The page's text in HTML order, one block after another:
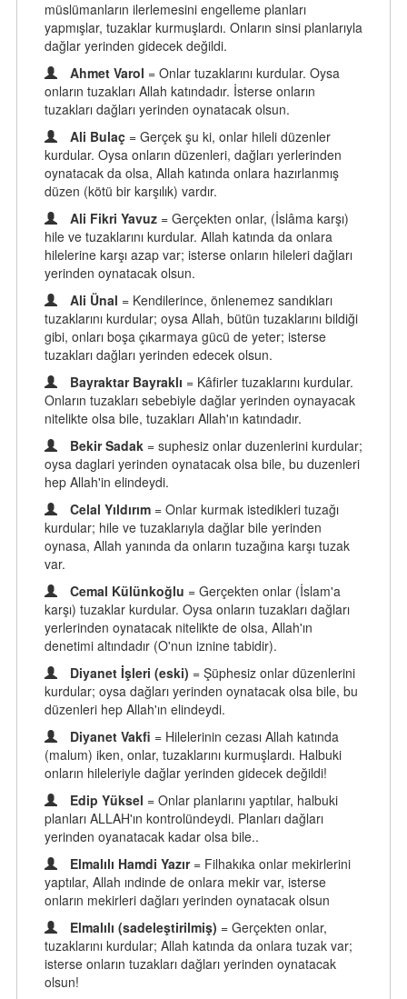
müslümanların ilerlemesini engelleme planları
yapmışlar, tuzaklar kurmuşlardı. Onların sinsi planlarıyla
dağlar yerinden gidecek değildi.
Ahmet Varol = Onlar tuzaklarını kurdular. Oysa
onların tuzakları Allah katındadır. İsterse onların
tuzakları dağları yerinden oynatacak olsun.
Ali Bulaç = Gerçek şu ki, onlar hileli düzenler
kurdular. Oysa onların düzenleri, dağları yerlerinden
oynatacak da olsa, Allah katında onlara hazırlanmış
düzen (kötü bir karşılık) vardır.
Ali Fikri Yavuz = Gerçekten onlar, (İslâma karşı)
hile ve tuzaklarını kurdular. Allah katında da onlara
hilelerine karşı azap var; isterse onların hileleri dağları
yerinden oynatacak olsun.
Ali Ünal = Kendilerince, önlenemez sandıkları
tuzaklarını kurdular; oysa Allah, bütün tuzaklarını bildiği
gibi, onları boşa çıkarmaya gücü de yeter; isterse
tuzakları dağları yerinden edecek olsun.
Bayraktar Bayraklı = Kâfirler tuzaklarını kurdular.
Onların tuzakları sebebiyle dağlar yerinden oynayacak
nitelikte olsa bile, tuzakları Allah'ın katındadır.
Bekir Sadak = suphesiz onlar duzenlerini kurdular;
oysa daglari yerinden oynatacak olsa bile, bu duzenleri
hep Allah'in elindeydi.
Celal Yıldırım = Onlar kurmak istedikleri tuzağı
kurdular; hile ve tuzaklarıyla dağlar bile yerinden
oynasa, Allah yanında da onların tuzağına karşı tuzak
var.
Cemal Külünkoğlu = Gerçekten onlar (İslam'a
karşı) tuzaklar kurdular. Oysa onların tuzakları dağları
yerlerinden oynatacak nitelikte de olsa, Allah'ın
denetimi altındadır (O'nun iznine tabidir).
Diyanet İşleri (eski) = Şüphesiz onlar düzenlerini
kurdular; oysa dağları yerinden oynatacak olsa bile, bu
düzenleri hep Allah'ın elindeydi.
Diyanet Vakfi = Hilelerinin cezası Allah katında
(malum) iken, onlar, tuzaklarını kurmuşlardı. Halbuki
onların hileleriyle dağlar yerinden gidecek değildi!
Edip Yüksel = Onlar planlarını yaptılar, halbuki
planları ALLAH'ın kontrolündeydi. Planları dağları
yerinden oyanatacak kadar olsa bile..
Elmalılı Hamdi Yazır = Filhakıka onlar mekirlerini
yaptılar, Allah ındinde de onlara mekir var, isterse
onların mekirleri dağları yerinden oynatacak olsun
Elmalılı (sadeleştirilmiş) = Gerçekten onlar,
tuzaklarını kurdular; Allah katında da onlara tuzak var;
isterse onların tuzakları dağları yerinden oynatacak
olsun!